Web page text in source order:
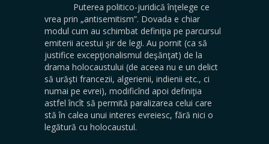
Puterea politico-juridică înţelege ce
vrea prin „antisemitism”. Dovada e chiar
modul cum au schimbat definiţia pe parcursul
emiterii acestui şir de legi. Au pornit (ca să
justifice excepţionalismul deşănţat) de la
drama holocaustului (de aceea nu e un delict
să urăşti francezii, algerienii, indienii etc., ci
numai pe evrei), modificînd apoi definiţia
astfel încît să permită paralizarea celui care
stă în calea unui interes evreiesc, fără nici o
legătură cu holocaustul.